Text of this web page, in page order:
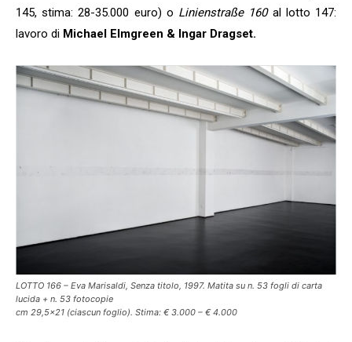
145, stima: 28-35.000 euro) o Linienstraße 160al lotto 147:
lavoro di Michael Elmgreen & Ingar Dragset.
LOTTO 166 – Eva Marisaldi, Senza titolo, 1997. Matita su n. 53 fogli di carta
lucida + n. 53 fotocopie
cm 29,5×21 (ciascun foglio). Stima: € 3.000 – € 4.000